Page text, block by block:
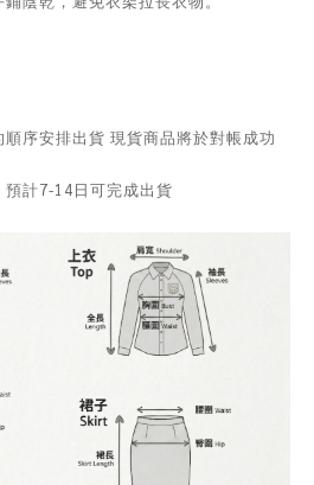
序安排出貨 現貨商品將於對帳成功
計7-14日可完成出貨